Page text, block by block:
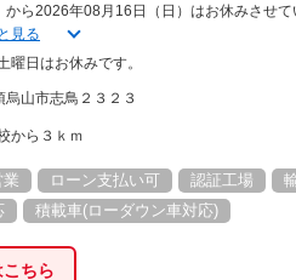
ら2026年08月16日（日）はお休みさせて
見る
曜日はお休みです。
山市志鳥２３２３
から３ｋｍ
業 ローン支払い可 認証工場
積載車(ローダウン車対応)
ちら